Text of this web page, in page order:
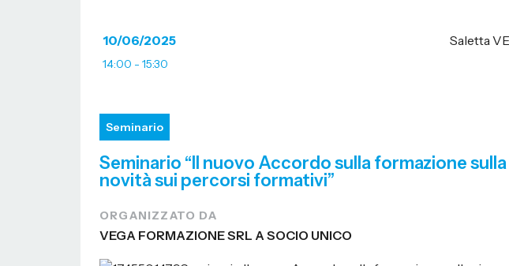
10/06/2025
14:00 - 15:30
Saletta
Seminario
Seminario “Il nuovo Accordo sulla formazione
novità sui percorsi formativi”
ORGANIZZATO DA
VEGA FORMAZIONE SRL A SOCIO UNICO